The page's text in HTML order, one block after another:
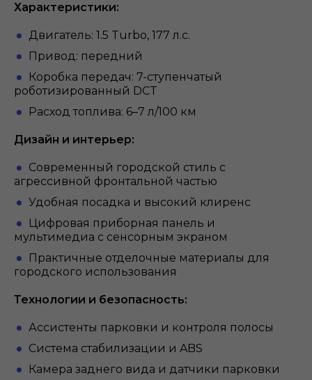
Характеристики:
Двигатель: 1.5 Turbo, 177 л.с.
Привод: передний
Коробка передач: 7-ступенчатый
роботизированный DCT
Расход топлива: 6–7 л/100 км
Дизайн и интерьер:
Современный городской стиль с
агрессивной фронтальной частью
Удобная посадка и высокий клиренс
Цифровая приборная панель и
мультимедиа с сенсорным экраном
Практичные отделочные материалы для
городского использования
Технологии и безопасность:
Ассистенты парковки и контроля полосы
Система стабилизации и ABS
Камера заднего вида и датчики парковки